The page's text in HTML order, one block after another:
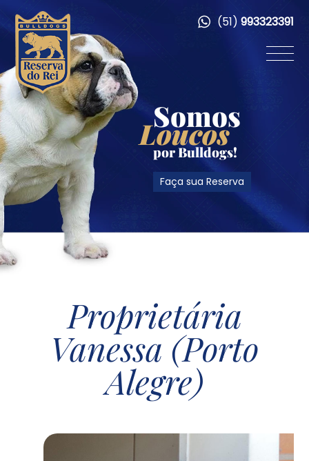
Somos
Loucos
por Bulldogs!
Faça sua Reserva
(51) 993323391
Proprietária
Vanessa (Porto
Alegre)